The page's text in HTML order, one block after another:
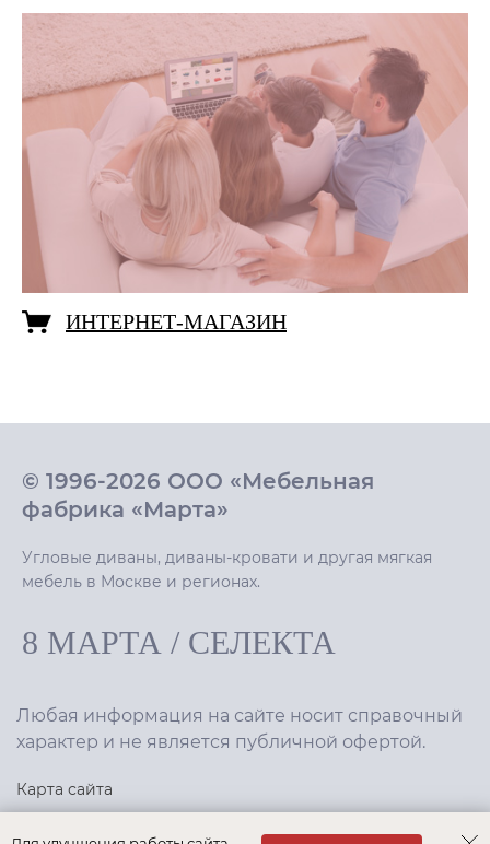
ИНТЕРНЕТ-МАГАЗИН
© 1996-2026 ООО «Мебельная
фабрика «Марта»
Угловые диваны, диваны-кровати и другая мягкая
мебель в Москве и регионах.
8 МАРТА / СЕЛЕКТА
Любая информация на сайте носит справочный
характер и не является публичной офертой.
Карта сайта